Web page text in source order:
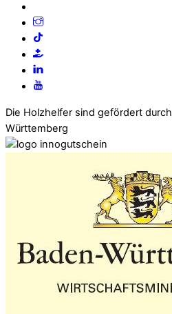
Die Holzhelfer sind gefördert
Württemberg